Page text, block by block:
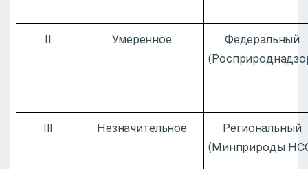
II Умеренное
Федеральный
III Незначительное
Региональный
(Минприроды